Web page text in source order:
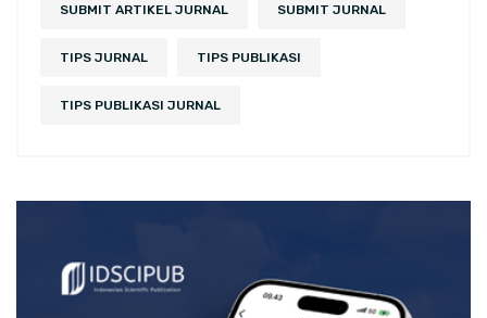
SUBMIT ARTIKEL JURNAL SUBMIT JURNAL
TIPS JURNAL TIPS PUBLIKASI
TIPS PUBLIKASI JURNAL